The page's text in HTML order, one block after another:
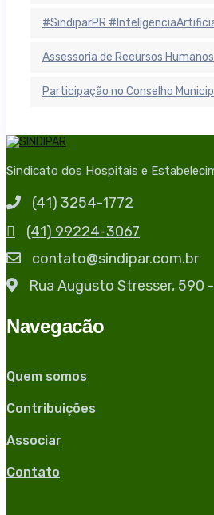
#SindiparPR
Assessoria de Recursos Humanos
Participação no Conselho
Sindicato dos Hospitais e
(41) 3254-1772
(41) 99224-3067
contato@sindipar.com.br
Rua Augusto Stresser, 590
Navegacão
Quem somos
Contribuições
Associar
Contato